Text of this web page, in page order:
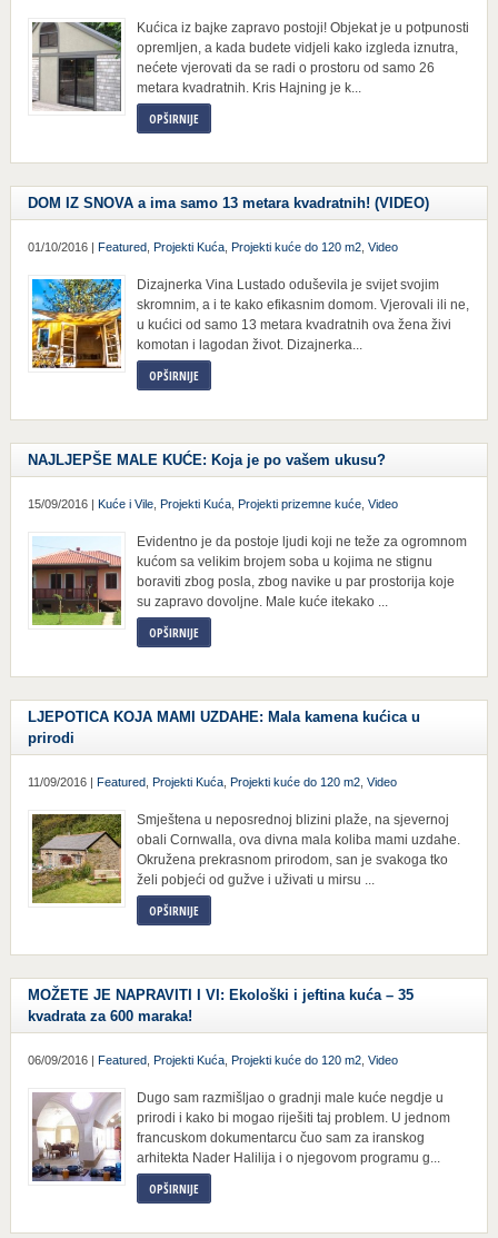
Kućica iz bajke zapravo postoji! Objekat je u potpunosti
opremljen, a kada budete vidjeli kako izgleda iznutra,
nećete vjerovati da se radi o prostoru od samo 26
metara kvadratnih. Kris Hajning je k...
OPŠIRNIJE
DOM IZ SNOVA a ima samo 13 metara kvadratnih! (VIDEO)
01/10/2016 | Featured, Projekti Kuća, Projekti kuće do 120 m2, Video
Dizajnerka Vina Lustado oduševila je svijet svojim
skromnim, a i te kako efikasnim domom. Vjerovali ili ne,
u kućici od samo 13 metara kvadratnih ova žena živi
komotan i lagodan život. Dizajnerka...
OPŠIRNIJE
NAJLJEPŠE MALE KUĆE: Koja je po vašem ukusu?
15/09/2016 | Kuće i Vile, Projekti Kuća, Projekti prizemne kuće, Video
Evidentno je da postoje ljudi koji ne teže za ogromnom
kućom sa velikim brojem soba u kojima ne stignu
boraviti zbog posla, zbog navike u par prostorija koje
su zapravo dovoljne. Male kuće itekako ...
OPŠIRNIJE
LJEPOTICA KOJA MAMI UZDAHE: Mala kamena kućica u
prirodi
11/09/2016 | Featured, Projekti Kuća, Projekti kuće do 120 m2, Video
Smještena u neposrednoj blizini plaže, na sjevernoj
obali Cornwalla, ova divna mala koliba mami uzdahe.
Okružena prekrasnom prirodom, san je svakoga tko
želi pobjeći od gužve i uživati u mirsu ...
OPŠIRNIJE
MOŽETE JE NAPRAVITI I VI: Ekološki i jeftina kuća – 35
kvadrata za 600 maraka!
06/09/2016 | Featured, Projekti Kuća, Projekti kuće do 120 m2, Video
Dugo sam razmišljao o gradnji male kuće negdje u
prirodi i kako bi mogao riješiti taj problem. U jednom
francuskom dokumentarcu čuo sam za iranskog
arhitekta Nader Halilija i o njegovom programu g...
OPŠIRNIJE